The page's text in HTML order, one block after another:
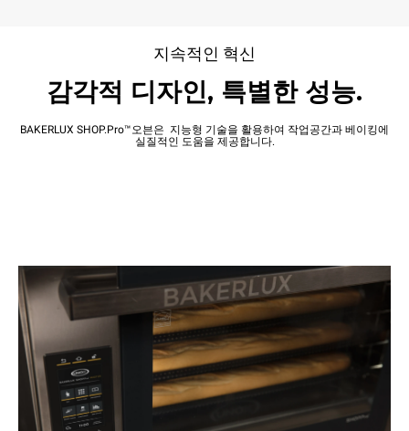
지속적인 혁신
감각적 디자인, 특별한 성능.
BAKERLUX SHOP.Pro™오븐은 지능형 기술을 활용하여 작업공간과 베이킹에
실질적인 도움을 제공합니다.